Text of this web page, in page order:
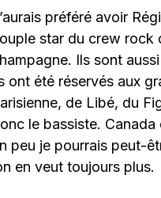
préféré avoir
star du crew rock
Ils sont
ont été réservés aux
de Libé, du
le bassiste. Canada
peu je pourrais peut-
en veut toujours plus.